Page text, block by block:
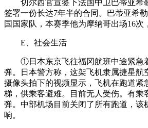
切尔西官宣签下法国中卫巴蒂亚希
签署一份长达7年半的合同。巴蒂亚希
国国家队，本赛季他为摩纳哥出场16次
E、社会生活
①日本东京飞往福冈航班中途紧急
弹。日本警方称，这架飞机隶属捷星航
摄像头拍下的视频显示，飞机在跑道紧
梯，供乘客避难。目前无人受伤。有乘
弹。中部机场目前关闭了所有跑道，该
响。